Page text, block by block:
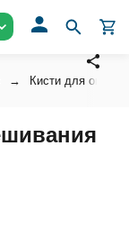
Кисти для